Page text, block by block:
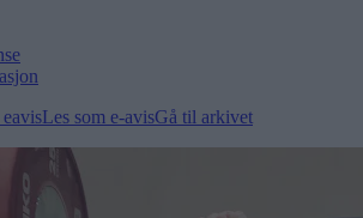
Les som e-avisGå til arkivet